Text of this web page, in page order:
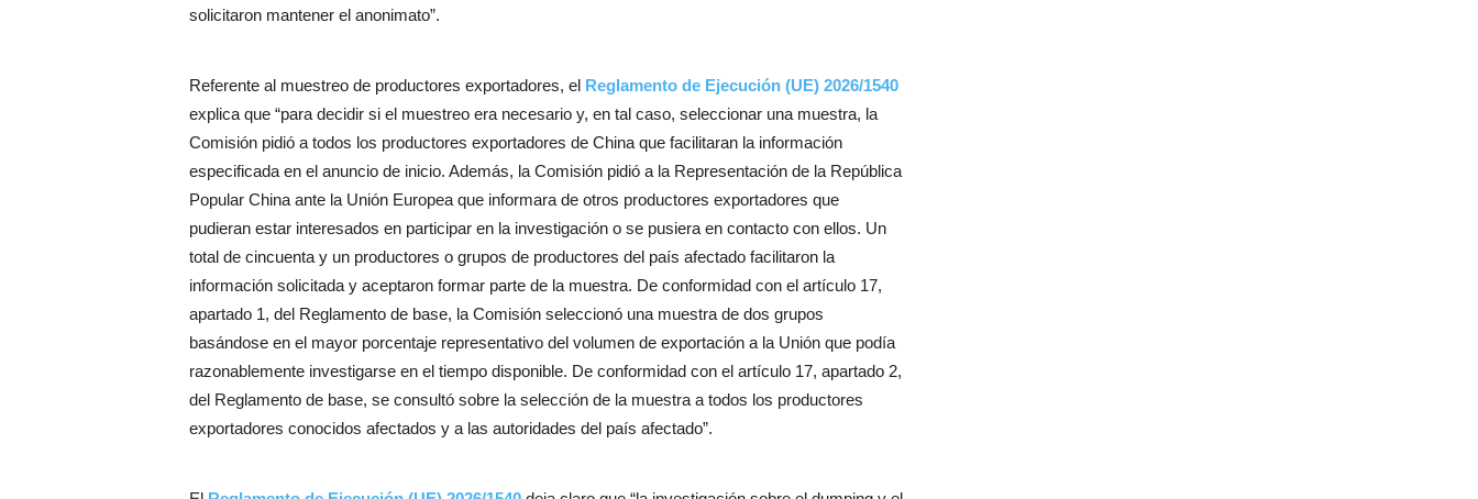
solicitaron mantener el anonimato”.
Referente al muestreo de productores exportadores, el Reglamento de Ejecución (UE) 2026/1540
explica que “para decidir si el muestreo era necesario y, en tal caso, seleccionar una muestra, la
Comisión pidió a todos los productores exportadores de China que facilitaran la información
especificada en el anuncio de inicio. Además, la Comisión pidió a la Representación de la República
Popular China ante la Unión Europea que informara de otros productores exportadores que
pudieran estar interesados en participar en la investigación o se pusiera en contacto con ellos. Un
total de cincuenta y un productores o grupos de productores del país afectado facilitaron la
información solicitada y aceptaron formar parte de la muestra. De conformidad con el artículo 17,
apartado 1, del Reglamento de base, la Comisión seleccionó una muestra de dos grupos
basándose en el mayor porcentaje representativo del volumen de exportación a la Unión que podía
razonablemente investigarse en el tiempo disponible. De conformidad con el artículo 17, apartado 2,
del Reglamento de base, se consultó sobre la selección de la muestra a todos los productores
exportadores conocidos afectados y a las autoridades del país afectado”.